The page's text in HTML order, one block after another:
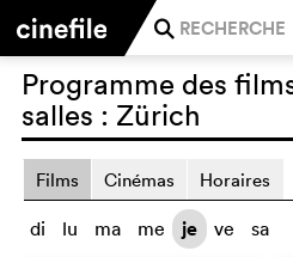
j
Programme des
salles : Zürich
Films Cinémas Horaires
di lu ma me je ve sa